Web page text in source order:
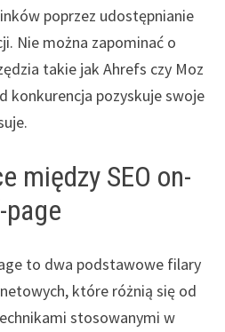
poprzez udostępnianie
Nie można zapominać o
takie jak Ahrefs czy Moz
konkurencja pozyskuje swoje
między SEO on-
page
to dwa podstawowe filary
które różnią się od
stosowanymi w